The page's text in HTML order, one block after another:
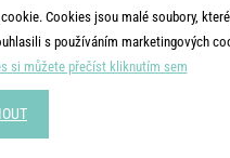
Cookies jsou malé soubory,
s používáním marketingových
si můžete přečíst kliknutím sem